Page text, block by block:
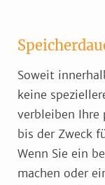
Soweit
keine
verbleiben Ihre
bis der Zweck
Wenn Sie ein
machen oder